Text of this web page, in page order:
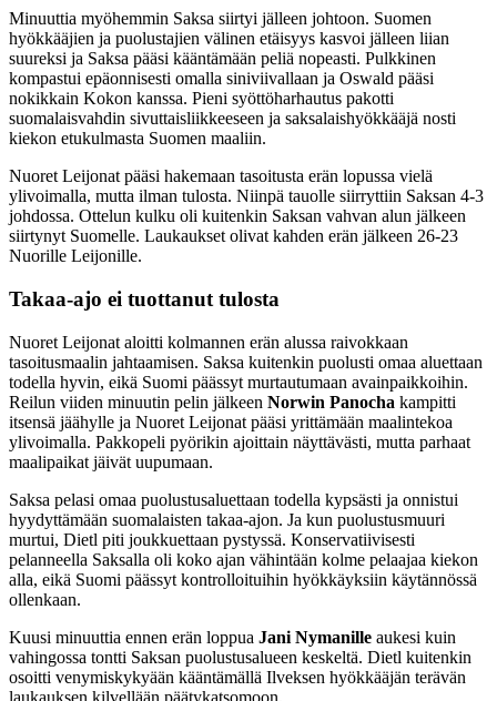
Minuuttia myöhemmin Saksa siirtyi jälleen johtoon. Suomen
hyökkääjien ja puolustajien välinen etäisyys kasvoi jälleen liian
suureksi ja Saksa pääsi kääntämään peliä nopeasti. Pulkkinen
kompastui epäonnisesti omalla siniviivallaan ja Oswald pääsi
nokikkain Kokon kanssa. Pieni syöttöharhautus pakotti
suomalaisvahdin sivuttaisliikkeeseen ja saksalaishyökkääjä nosti
kiekon etukulmasta Suomen maaliin.
Nuoret Leijonat pääsi hakemaan tasoitusta erän lopussa vielä
ylivoimalla, mutta ilman tulosta. Niinpä tauolle siirryttiin Saksan 4-3
johdossa. Ottelun kulku oli kuitenkin Saksan vahvan alun jälkeen
siirtynyt Suomelle. Laukaukset olivat kahden erän jälkeen 26-23
Nuorille Leijonille.
Takaa-ajo ei tuottanut tulosta
Nuoret Leijonat aloitti kolmannen erän alussa raivokkaan
tasoitusmaalin jahtaamisen. Saksa kuitenkin puolusti omaa aluettaan
todella hyvin, eikä Suomi päässyt murtautumaan avainpaikkoihin.
Reilun viiden minuutin pelin jälkeen Norwin Panocha kampitti
itsensä jäähylle ja Nuoret Leijonat pääsi yrittämään maalintekoa
ylivoimalla. Pakkopeli pyörikin ajoittain näyttävästi, mutta parhaat
maalipaikat jäivät uupumaan.
Saksa pelasi omaa puolustusaluettaan todella kypsästi ja onnistui
hyydyttämään suomalaisten takaa-ajon. Ja kun puolustusmuuri
murtui, Dietl piti joukkuettaan pystyssä. Konservatiivisesti
pelanneella Saksalla oli koko ajan vähintään kolme pelaajaa kiekon
alla, eikä Suomi päässyt kontrolloituihin hyökkäyksiin käytännössä
ollenkaan.
Kuusi minuuttia ennen erän loppua Jani Nymanille aukesi kuin
vahingossa tontti Saksan puolustusalueen keskeltä. Dietl kuitenkin
osoitti venymiskykyään kääntämällä Ilveksen hyökkääjän terävän
laukauksen kilvellään päätykatsomoon.